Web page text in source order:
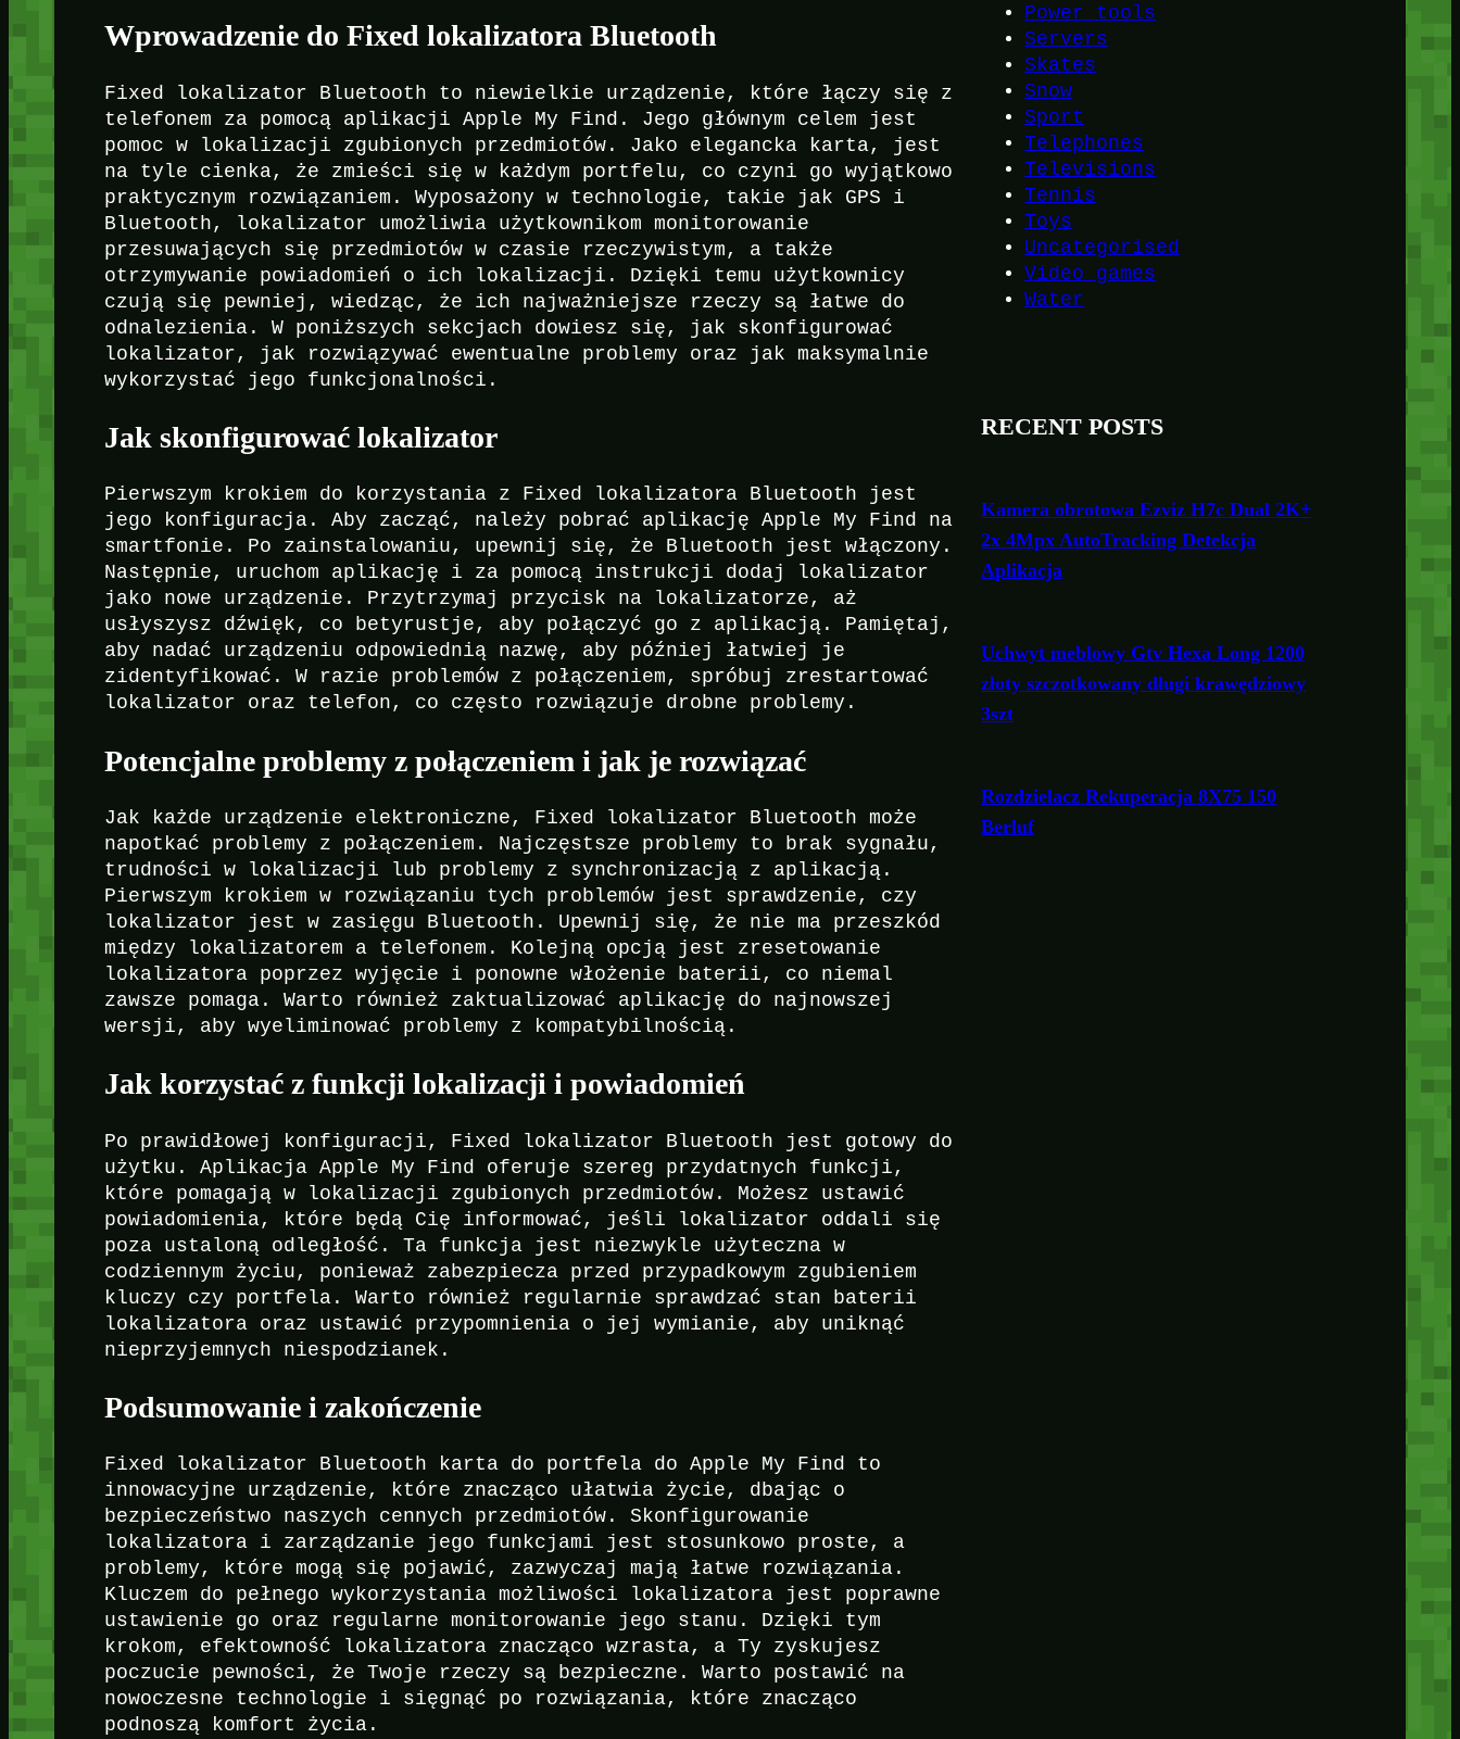
Wprowadzenie do Fixed lokalizatora Bluetooth
Fixed lokalizator Bluetooth to niewielkie urządzenie, które łączy się z
telefonem za pomocą aplikacji Apple My Find. Jego głównym celem jest
pomoc w lokalizacji zgubionych przedmiotów. Jako elegancka karta, jest
na tyle cienka, że zmieści się w każdym portfelu, co czyni go wyjątkowo
praktycznym rozwiązaniem. Wyposażony w technologie, takie jak GPS i
Bluetooth, lokalizator umożliwia użytkownikom monitorowanie
przesuwających się przedmiotów w czasie rzeczywistym, a także
otrzymywanie powiadomień o ich lokalizacji. Dzięki temu użytkownicy
czują się pewniej, wiedząc, że ich najważniejsze rzeczy są łatwe do
odnalezienia. W poniższych sekcjach dowiesz się, jak skonfigurować
lokalizator, jak rozwiązywać ewentualne problemy oraz jak maksymalnie
wykorzystać jego funkcjonalności.
Jak skonfigurować lokalizator
Pierwszym krokiem do korzystania z Fixed lokalizatora Bluetooth jest
jego konfiguracja. Aby zacząć, należy pobrać aplikację Apple My Find na
smartfonie. Po zainstalowaniu, upewnij się, że Bluetooth jest włączony.
Następnie, uruchom aplikację i za pomocą instrukcji dodaj lokalizator
jako nowe urządzenie. Przytrzymaj przycisk na lokalizatorze, aż
usłyszysz dźwięk, co betyrustje, aby połączyć go z aplikacją. Pamiętaj,
aby nadać urządzeniu odpowiednią nazwę, aby później łatwiej je
zidentyfikować. W razie problemów z połączeniem, spróbuj zrestartować
lokalizator oraz telefon, co często rozwiązuje drobne problemy.
Potencjalne problemy z połączeniem i jak je rozwiązać
Jak każde urządzenie elektroniczne, Fixed lokalizator Bluetooth może
napotkać problemy z połączeniem. Najczęstsze problemy to brak sygnału,
trudności w lokalizacji lub problemy z synchronizacją z aplikacją.
Pierwszym krokiem w rozwiązaniu tych problemów jest sprawdzenie, czy
lokalizator jest w zasięgu Bluetooth. Upewnij się, że nie ma przeszkód
między lokalizatorem a telefonem. Kolejną opcją jest zresetowanie
lokalizatora poprzez wyjęcie i ponowne włożenie baterii, co niemal
zawsze pomaga. Warto również zaktualizować aplikację do najnowszej
wersji, aby wyeliminować problemy z kompatybilnością.
Jak korzystać z funkcji lokalizacji i powiadomień
Po prawidłowej konfiguracji, Fixed lokalizator Bluetooth jest gotowy do
użytku. Aplikacja Apple My Find oferuje szereg przydatnych funkcji,
które pomagają w lokalizacji zgubionych przedmiotów. Możesz ustawić
powiadomienia, które będą Cię informować, jeśli lokalizator oddali się
poza ustaloną odległość. Ta funkcja jest niezwykle użyteczna w
codziennym życiu, ponieważ zabezpiecza przed przypadkowym zgubieniem
kluczy czy portfela. Warto również regularnie sprawdzać stan baterii
lokalizatora oraz ustawić przypomnienia o jej wymianie, aby uniknąć
nieprzyjemnych niespodzianek.
Podsumowanie i zakończenie
Fixed lokalizator Bluetooth karta do portfela do Apple My Find to
innowacyjne urządzenie, które znacząco ułatwia życie, dbając o
bezpieczeństwo naszych cennych przedmiotów. Skonfigurowanie
lokalizatora i zarządzanie jego funkcjami jest stosunkowo proste, a
problemy, które mogą się pojawić, zazwyczaj mają łatwe rozwiązania.
Kluczem do pełnego wykorzystania możliwości lokalizatora jest poprawne
ustawienie go oraz regularne monitorowanie jego stanu. Dzięki tym
krokom, efektowność lokalizatora znacząco wzrasta, a Ty zyskujesz
poczucie pewności, że Twoje rzeczy są bezpieczne. Warto postawić na
nowoczesne technologie i sięgnąć po rozwiązania, które znacząco
podnoszą komfort życia.
Power tools
Servers
Skates
Snow
Sport
Telephones
Televisions
Tennis
Toys
Uncategorised
Video games
Water
RECENT POSTS
Kamera obrotowa Ezviz H7c Dual 2K+
2x 4Mpx AutoTracking Detekcja
Aplikacja
Uchwyt meblowy Gtv Hexa Long 1200
złoty szczotkowany długi krawędziowy
3szt
Rozdzielacz Rekuperacja 8X75 150
Berluf